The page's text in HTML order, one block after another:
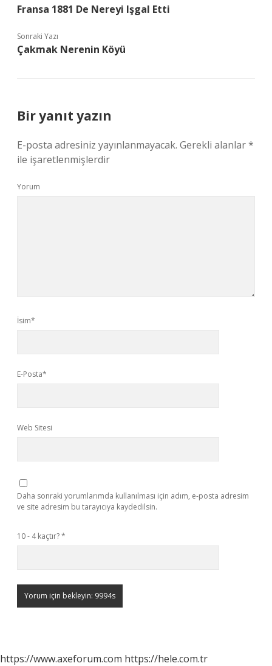
Fransa 1881 De Nereyi Işgal Etti
Sonraki Yazı
Çakmak Nerenin Köyü
Bir yanıt yazın
E-posta adresiniz yayınlanmayacak. Gerekli alanlar*
ile işaretlenmişlerdir
Yorum
İsim*
E-Posta*
Web Sitesi
Daha sonraki yorumlarımda kullanılması için adım, e-posta adresim
ve site adresim bu tarayıcıya kaydedilsin.
10 - 4 kaçtır?*
https://www.axeforum.com https://hele.com.tr